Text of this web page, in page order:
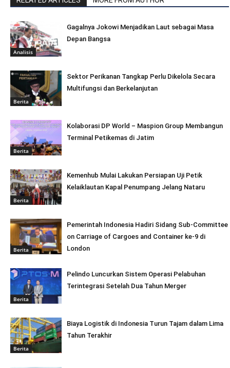
Analisis
Gagalnya Jokowi Menjadikan Laut sebagai Masa
Depan Bangsa
Berita
Sektor Perikanan Tangkap Perlu Dikelola Secara
Multifungsi dan Berkelanjutan
Berita
Kolaborasi DP World – Maspion Group Membangun
Terminal Petikemas di Jatim
Berita
Kemenhub Mulai Lakukan Persiapan Uji Petik
Kelaiklautan Kapal Penumpang Jelang Nataru
Berita
Pemerintah Indonesia Hadiri Sidang Sub-Committee
on Carriage of Cargoes and Container ke-9 di
London
Berita
Pelindo Luncurkan Sistem Operasi Pelabuhan
Terintegrasi Setelah Dua Tahun Merger
Berita
Biaya Logistik di Indonesia Turun Tajam dalam Lima
Tahun Terakhir